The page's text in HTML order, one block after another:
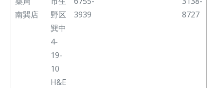
南巽店
野区
巽中
4-
19-
10
H&E
3939
8727